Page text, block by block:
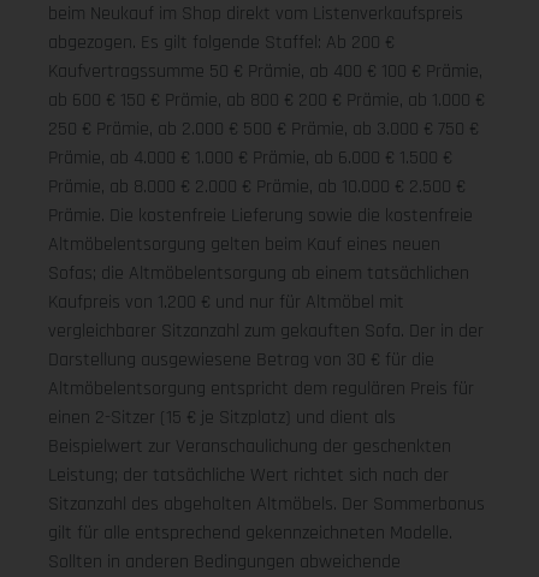
beim Neukauf im Shop direkt vom Listenverkaufspreis
abgezogen. Es gilt folgende Staffel: Ab 200 €
Kaufvertragssumme 50 € Prämie, ab 400 € 100 € Prämie,
ab 600 € 150 € Prämie, ab 800 € 200 € Prämie, ab 1.000 €
250 € Prämie, ab 2.000 € 500 € Prämie, ab 3.000 € 750 €
Prämie, ab 4.000 € 1.000 € Prämie, ab 6.000 € 1.500 €
Prämie, ab 8.000 € 2.000 € Prämie, ab 10.000 € 2.500 €
Prämie. Die kostenfreie Lieferung sowie die kostenfreie
Altmöbelentsorgung gelten beim Kauf eines neuen
Sofas; die Altmöbelentsorgung ab einem tatsächlichen
Kaufpreis von 1.200 € und nur für Altmöbel mit
vergleichbarer Sitzanzahl zum gekauften Sofa. Der in der
Darstellung ausgewiesene Betrag von 30 € für die
Altmöbelentsorgung entspricht dem regulären Preis für
einen 2-Sitzer (15 € je Sitzplatz) und dient als
Beispielwert zur Veranschaulichung der geschenkten
Leistung; der tatsächliche Wert richtet sich nach der
Sitzanzahl des abgeholten Altmöbels. Der Sommerbonus
gilt für alle entsprechend gekennzeichneten Modelle.
Sollten in anderen Bedingungen abweichende